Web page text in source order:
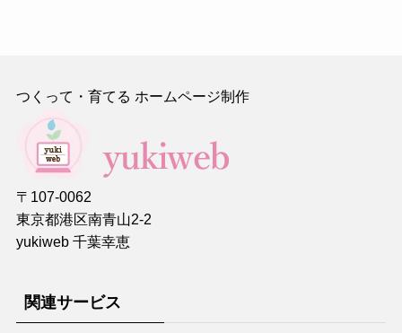
つくって・育てる ホームページ制作
〒107-0062
東京都港区南青山2-2
yukiweb 千葉幸恵
関連サービス